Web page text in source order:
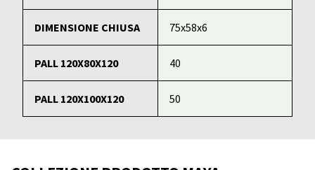
DIMENSIONE CHIUSA 75x58x6
PALL 120X80X120 40
PALL 120X100X120 50